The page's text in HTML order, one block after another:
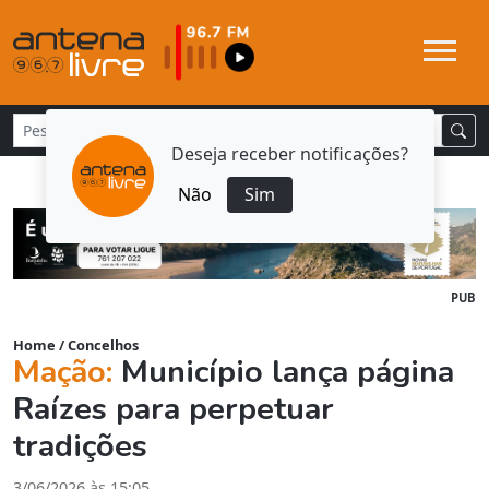
Deseja receber notificações?
Não
Sim
PUB
Home /Concelhos
Mação: Município lança página
Raízes para perpetuar
tradições